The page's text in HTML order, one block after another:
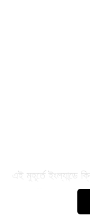
এই মুহূর্তে ইংল্যান্ডে
এক জাতীয় দলের
খেলছেন তাঁরা।